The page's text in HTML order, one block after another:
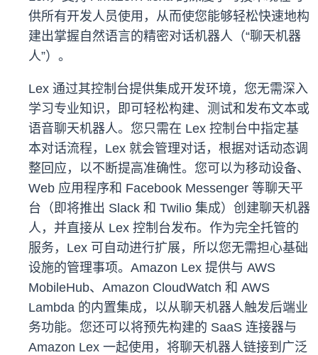
供所有开发人员使用，从而使您能够轻松快速地构
建出掌握自然语言的精密对话机器人（“聊天机器
人”）。
Lex 通过其控制台提供集成开发环境，您无需深入
学习专业知识，即可轻松构建、测试和发布文本或
语音聊天机器人。您只需在 Lex 控制台中指定基
本对话流程，Lex 就会管理对话，根据对话动态调
整回应，以不断提高准确性。您可以为移动设备、
Web 应用程序和 Facebook Messenger 等聊天平
台（即将推出 Slack 和 Twilio 集成）创建聊天机器
人，并直接从 Lex 控制台发布。作为完全托管的
服务，Lex 可自动进行扩展，所以您无需担心基础
设施的管理事项。Amazon Lex 提供与 AWS
MobileHub、Amazon CloudWatch 和 AWS
Lambda 的内置集成，以从聊天机器人触发后端业
务功能。您还可以将预先构建的 SaaS 连接器与
Amazon Lex 一起使用，将聊天机器人链接到广泛